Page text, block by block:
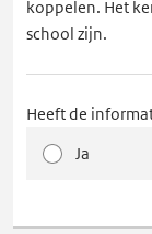
koppelen. Het
school zijn.
Heeft de
Ja